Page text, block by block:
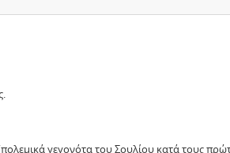
γεγονότα του Σουλίου κατά τους